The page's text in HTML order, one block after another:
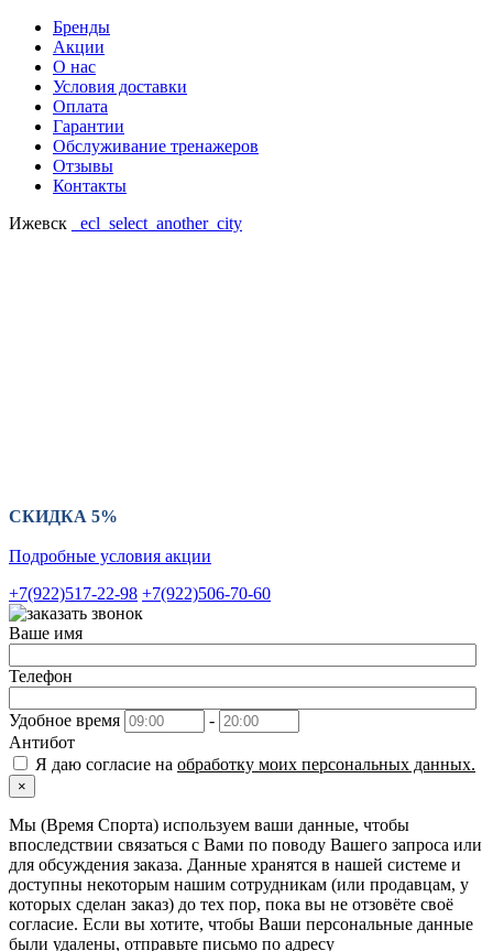
Бренды
Акции
О нас
Условия доставки
Оплата
Гарантии
Обслуживание тренажеров
Отзывы
Контакты
Ижевск
_ecl_select_another_city
СКИДКА 5%
Подробные условия акции
+7(922)517-22-98 +7(922)506-70-60
Ваше имя
Телефон
Удобное время
-
Антибот
Я даю согласие на обработку моих персональных данных.
×
Мы (Время Спорта) используем ваши данные, чтобы
впоследствии связаться с Вами по поводу Вашего запроса или
для обсуждения заказа. Данные хранятся в нашей системе и
доступны некоторым нашим сотрудникам (или продавцам, у
которых сделан заказ) до тех пор, пока вы не отзовёте своё
согласие. Если вы хотите, чтобы Ваши персональные данные
были удалены, отправьте письмо по адресу